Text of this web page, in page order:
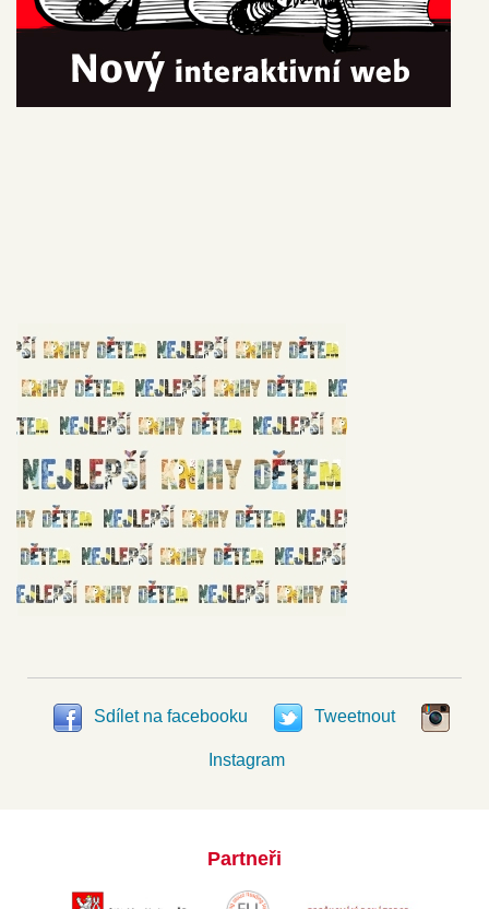
Sdílet na facebooku Tweetnout
Instagram
Partneři